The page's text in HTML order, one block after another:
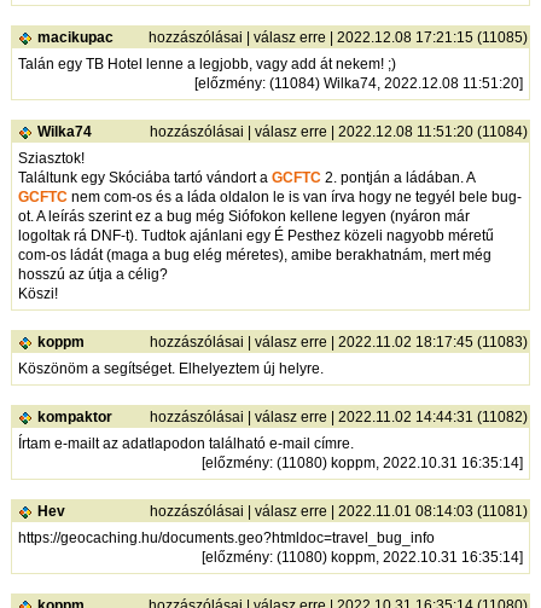
macikupac hozzászólásai |válasz erre | 2022.12.08 17:21:15 (11085)
Talán egy TB Hotel lenne a legjobb, vagy add át nekem! ;)
[előzmény: (11084) Wilka74, 2022.12.08 11:51:20]
Wilka74 hozzászólásai |válasz erre | 2022.12.08 11:51:20 (11084)
Sziasztok!
Találtunk egy Skóciába tartó vándort aGCFTC 2. pontján a ládában. A
GCFTC nem com-os és a láda oldalon le is van írva hogy ne tegyél bele bug-
ot. A leírás szerint ez a bug még Siófokon kellene legyen (nyáron már
logoltak rá DNF-t). Tudtok ajánlani egy É Pesthez közeli nagyobb méretű
com-os ládát (maga a bug elég méretes), amibe berakhatnám, mert még
hosszú az útja a célig?
Köszi!
koppm hozzászólásai |válasz erre | 2022.11.02 18:17:45 (11083)
Köszönöm a segítséget. Elhelyeztem új helyre.
kompaktor hozzászólásai |válasz erre | 2022.11.02 14:44:31 (11082)
Írtam e-mailt az adatlapodon található e-mail címre.
[előzmény: (11080) koppm, 2022.10.31 16:35:14]
Hev hozzászólásai |válasz erre | 2022.11.01 08:14:03 (11081)
https://geocaching.hu/documents.geo?htmldoc=travel_bug_info
[előzmény: (11080) koppm, 2022.10.31 16:35:14]